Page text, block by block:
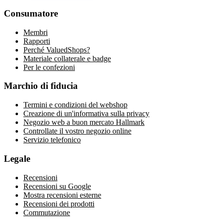
Consumatore
Membri
Rapporti
Perché ValuedShops?
Materiale collaterale e badge
Per le confezioni
Marchio di fiducia
Termini e condizioni del webshop
Creazione di un'informativa sulla privacy
Negozio web a buon mercato Hallmark
Controllate il vostro negozio online
Servizio telefonico
Legale
Recensioni
Recensioni su Google
Mostra recensioni esterne
Recensioni dei prodotti
Commutazione